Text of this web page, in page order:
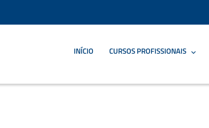
INÍCIO CURSOS PROFISSIONAIS